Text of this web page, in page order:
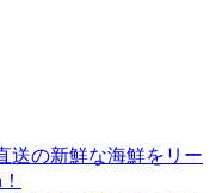
送の新鮮な海鮮をリー